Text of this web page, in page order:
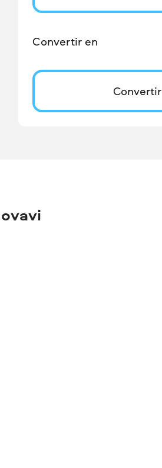
Convertir en
Convertir